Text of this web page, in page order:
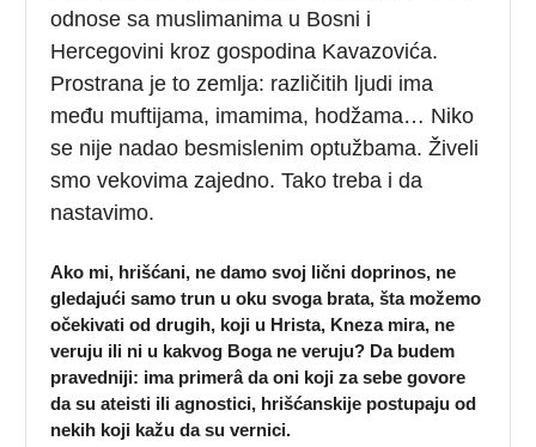
odnose sa muslimanima u Bosni i
Hercegovini kroz gospodina Kavazovića.
Prostrana je to zemlja: različitih ljudi ima
među muftijama, imamima, hodžama… Niko
se nije nadao besmislenim optužbama. Živeli
smo vekovima zajedno. Tako treba i da
nastavimo.
Ako mi, hrišćani, ne damo svoj lični doprinos, ne
gledajući samo trun u oku svoga brata, šta možemo
očekivati od drugih, koji u Hrista, Kneza mira, ne
veruju ili ni u kakvog Boga ne veruju? Da budem
pravedniji: ima primerâ da oni koji za sebe govore
da su ateisti ili agnostici, hrišćanskije postupaju od
nekih koji kažu da su vernici.